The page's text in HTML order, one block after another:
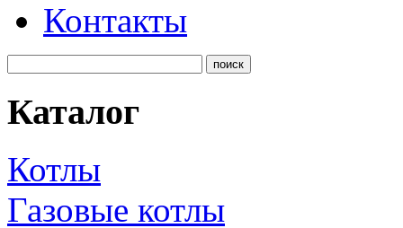
Контакты
Каталог
Котлы
Газовые котлы